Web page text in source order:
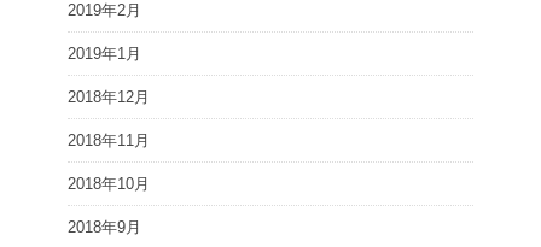
2019年2月
2019年1月
2018年12月
2018年11月
2018年10月
2018年9月